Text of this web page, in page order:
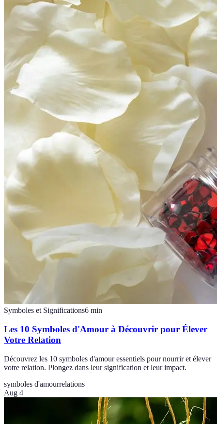
Symboles et Significations6 min
Les 10 Symboles d'Amour à Découvrir pour Élever
Votre Relation
Découvrez les 10 symboles d'amour essentiels pour nourrir et élever
votre relation. Plongez dans leur signification et leur impact.
symboles d'amourrelations
Aug 4